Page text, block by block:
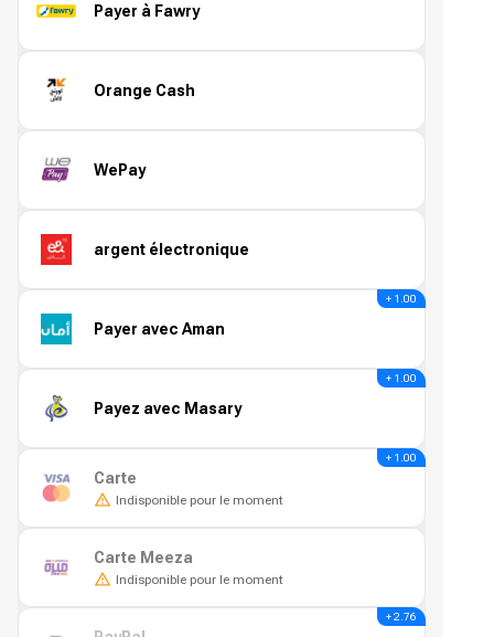
Payer à Fawry
Orange Cash
WePay
argent électronique
Payer avec Aman
+ 1.00
Payez avec Masary
+ 1.00
Carte
Indisponible pour le moment
+ 1.00
Carte Meeza
Indisponible pour le moment
+ 2.76